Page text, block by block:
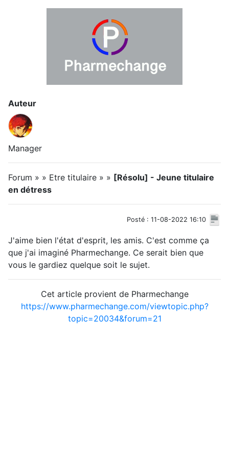
Auteur
Manager
Forum » » Etre titulaire » » [Résolu] - Jeune titulaire
en détress
Posté : 11-08-2022 16:10
J'aime bien l'état d'esprit, les amis. C'est comme ça
que j'ai imaginé Pharmechange. Ce serait bien que
vous le gardiez quelque soit le sujet.
Cet article provient de Pharmechange
https://www.pharmechange.com/viewtopic.php?
topic=20034&forum=21